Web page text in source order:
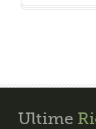
Ultime